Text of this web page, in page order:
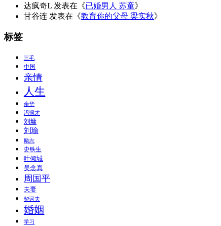
达疯奇L 发表在《已婚男人 苏童》
甘谷连 发表在《教育你的父母 梁实秋》
标签
三毛
中国
亲情
人生
余华
冯骥才
刘墉
刘瑜
励志
史铁生
叶倾城
吴念真
周国平
夫妻
契诃夫
婚姻
学习